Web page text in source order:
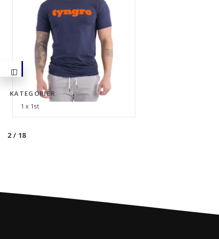
KATEGORIER
1 x 1st
2 / 18